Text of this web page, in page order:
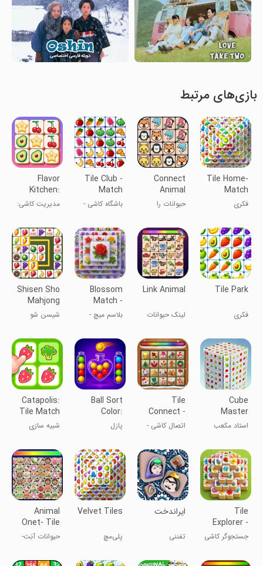
بازی‌های مرتبط
Tile Home-
Match
Puzzle
Games
فکری
Connect
Animal
حیوانات را
Tile Club -
Match
Puzzle
Games
باشگاه کاشی -
Flavor
Kitchen:
Tile Game
مدیریت کاشی:
تطابق
Tile Park
فکری
Link Animal
لینک حیوانات
Blossom
Match -
Puzzle
Game
بلاسم میچ -
Shisen Sho
Mahjong
Connect
شیسن شو
Cube
Master
3D®:Matching
استاد مکعب
Tile
Connect -
Matching
Games
اتصال کاشی -
همسان‌سازی
Ball Sort
Color:
Match
Puzzle!
پازل
توپ
Catapolis:
Tile Match
& Decor
شبیه سازی
Tile
Explorer -
Triple
Match
جستجوگر کاشی
‏‏ایراندخت
تفننی
Velvet Tiles
پلی‌مچ
Animal
Onet- Tile
Connect
حیوانات آنِت-